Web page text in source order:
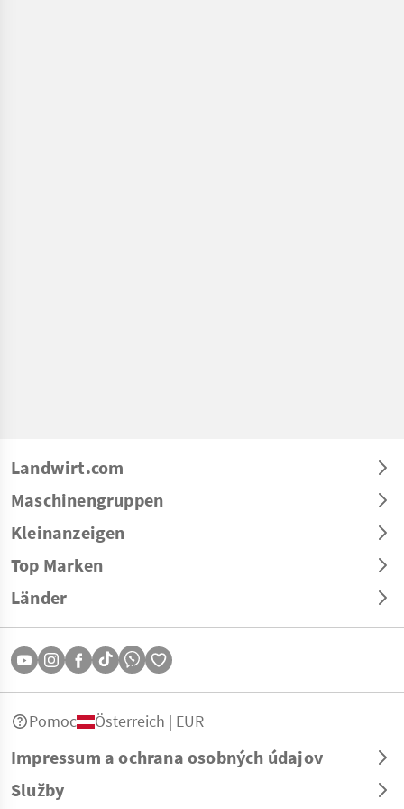
Landwirt.com
Maschinengruppen
Kleinanzeigen
Top Marken
Länder
Impressum a ochrana osobných údajov
Služby
Pomoc Österreich | EUR